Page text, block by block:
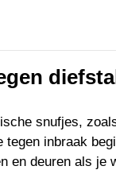
snufjes,
tegen inbraak
en deuren als je